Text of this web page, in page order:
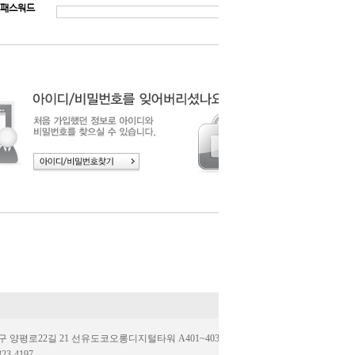
스워드
양평로22길 21 선유도코오롱디지털타워 A401~403호(우.07205)